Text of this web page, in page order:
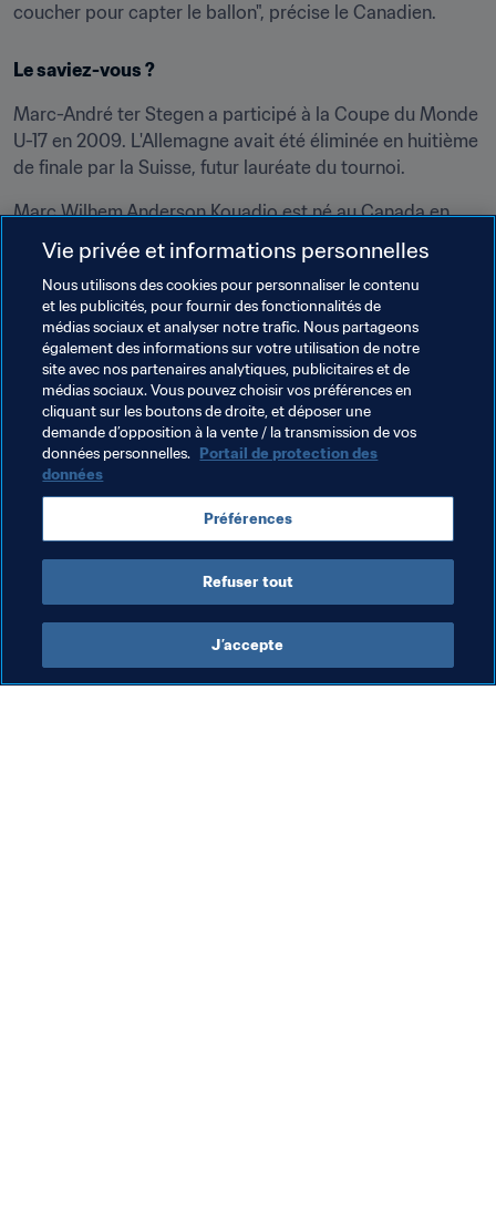
coucher pour capter le ballon", précise le Canadien.
Le saviez-vous ?
Marc-André ter Stegen a participé à la Coupe du Monde
U-17 en 2009. L'Allemagne avait été éliminée en huitième
de finale par la Suisse, futur lauréate du tournoi.
Marc Wilhem Anderson Kouadio est né au Canada en
2002. Ses parents lui ont transmis la passion du football
et une tendresse particulière pour Didier Drogba dont il
a pu suivre la fin de carrière à l'Impact Montréal. Un
impact, Kouadio espère en avoir ce 29 octobre, alors
que le Canada affronte l’Angola et tentera de prendre
ses premiers points dans le Groupe A.
Thèmes en lien
Coupe du Monde U-17 de la FIFA, Brésil 2019™
Canada
Vie privée et informations personnelles
Nous utilisons des cookies pour personnaliser le contenu
et les publicités, pour fournir des fonctionnalités de
médias sociaux et analyser notre trafic. Nous partageons
également des informations sur votre utilisation de notre
site avec nos partenaires analytiques, publicitaires et de
médias sociaux. Vous pouvez choisir vos préférences en
cliquant sur les boutons de droite, et déposer une
demande d’opposition à la vente / la transmission de vos
données personnelles. Portail de protection des
données
Préférences
Refuser tout
J’accepte